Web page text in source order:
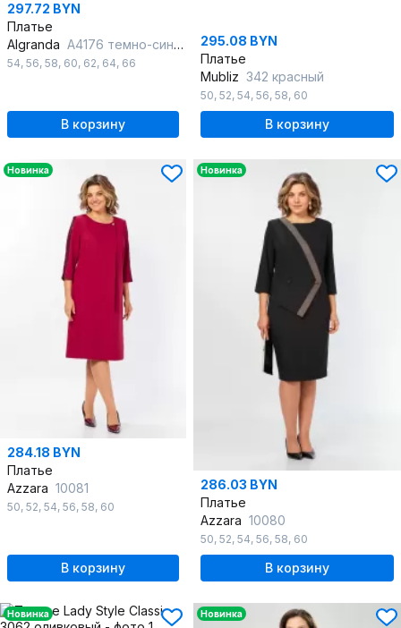
297.72 BYN
Платье
Algranda А4176 темно-синий
54, 56, 58, 60, 62, 64, 66
В корзину
295.08 BYN
Платье
Mubliz 342 красный
50, 52, 54, 56, 58, 60
В корзину
Новинка
284.18 BYN
Платье
Azzara 10081
50, 52, 54, 56, 58, 60
В корзину
Новинка
286.03 BYN
Платье
Azzara 10080
50, 52, 54, 56, 58, 60
В корзину
Новинка Новинка